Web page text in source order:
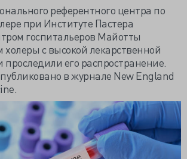
референтного центра по
при Институте Пастера
госпитальеров Майотты
с высокой лекарственной
проследили его распространение.
в журнале New England